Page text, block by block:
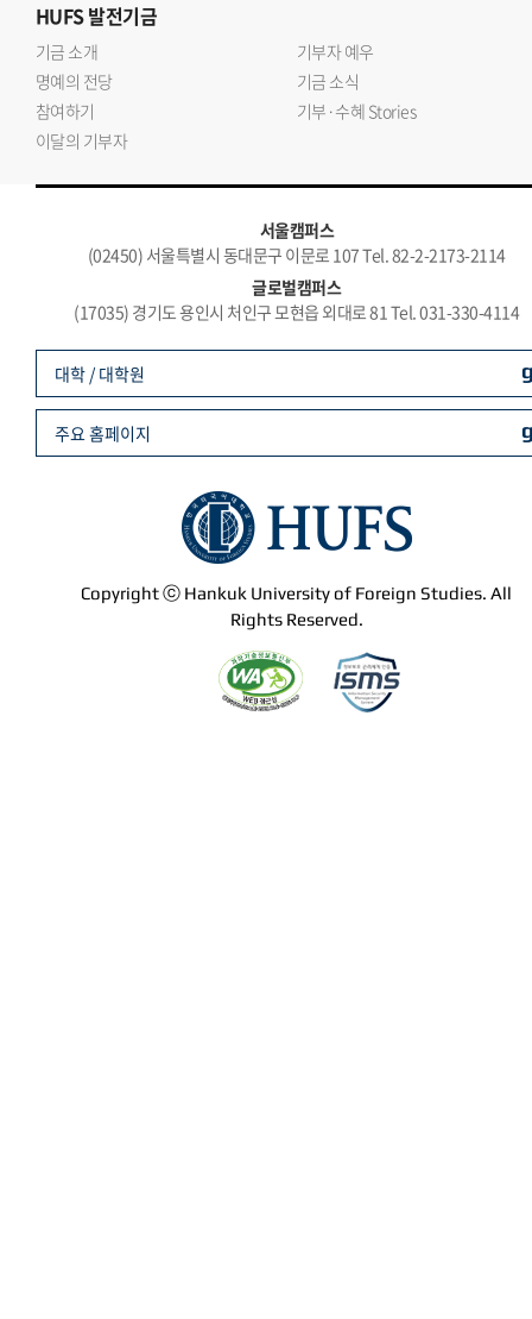
HUFS발전기금
기금 소개
기부자 예우
명예의 전당
기금 소식
참여하기
기부·수혜 Stories
이달의 기부자
서울캠퍼스
(02450) 서울특별시 동대문구 이문로 107 Tel. 82-2-2173-2114
글로벌캠퍼스
(17035) 경기도 용인시 처인구 모현읍 외대로 81 Tel. 031-330-4114
Copyright ⓒ Hankuk University of Foreign Studies. All
Rights Reserved.
대학 / 대학원
주요 홈페이지